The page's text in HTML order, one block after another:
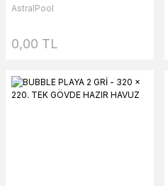
AstralPool
0,00 TL